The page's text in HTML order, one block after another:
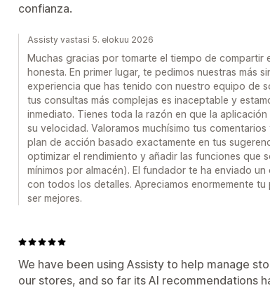
confianza.
Assisty vastasi 5. elokuu 2026
Muchas gracias por tomarte el tiempo de compartir
honesta. En primer lugar, te pedimos nuestras más
experiencia que has tenido con nuestro equipo de
tus consultas más complejas es inaceptable y
inmediato. Tienes toda la razón en que la
su velocidad. Valoramos muchísimo tus
plan de acción basado exactamente en tus
optimizar el rendimiento y añadir las funciones que
mínimos por almacén). El fundador te ha enviado
con todos los detalles. Apreciamos enormemente
ser mejores.
We have been using Assisty to help manage
our stores, and so far its AI recommendations